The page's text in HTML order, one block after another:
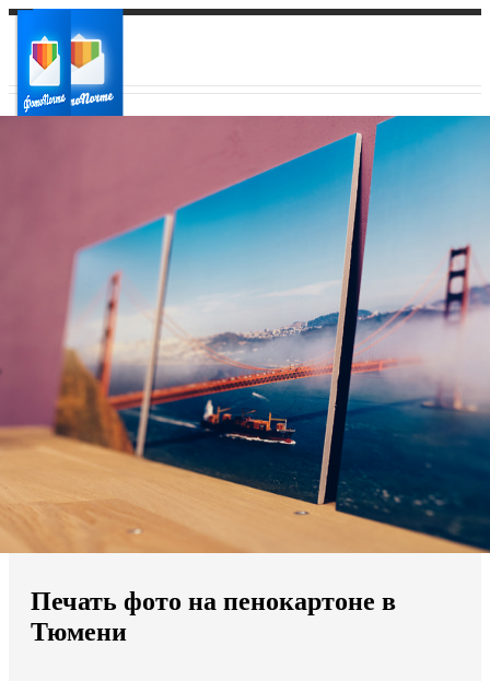
Ваш регион доставки
Выберите из списка:
Мы доставляем по всему миру
Продолжить без города
Печать фото на пенокартоне в
Тюмени